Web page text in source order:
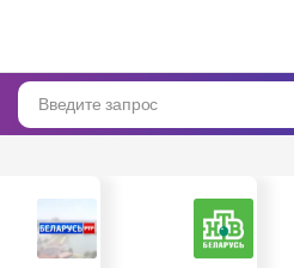
Введите запрос